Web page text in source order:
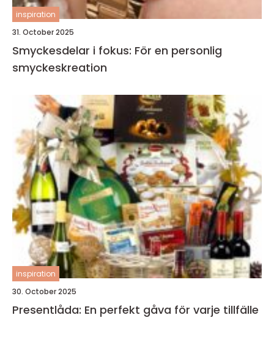
inspiration
31. October 2025
Smyckesdelar i fokus: För en personlig
smyckeskreation
inspiration
30. October 2025
Presentlåda: En perfekt gåva för varje tillfälle